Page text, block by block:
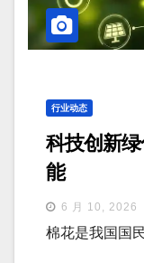
行业动态
科技创新
能
6 月 10, 2026
棉花是我国国